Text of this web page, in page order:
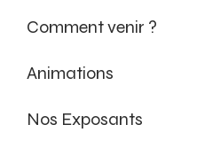
Comment venir ?
Animations
Nos Exposants
des Portes du
promotion et de
des Portes du
villages franco-
1800, Champéry,